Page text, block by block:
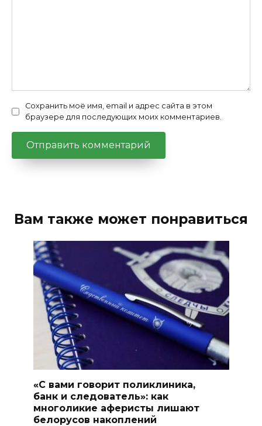
Сохранить моё имя, email и адрес сайта в этом
браузере для последующих моих комментариев.
Вам также может понравиться
«С вами говорит поликлиника,
банк и следователь»: как
многоликие аферисты лишают
белорусов накоплений